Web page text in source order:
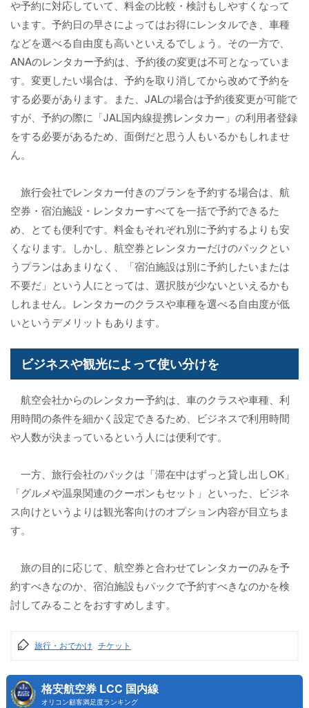
や予約に対応していて、料金の比較・検討もしやすくなって
います。予約日の早さによってはお得にレンタルでき、車種
などを選べる自由度も高いといえるでしょう。その一方で、
ANAのレンタカー予約は、予約後の変更は不可となっていま
す。変更したい場合は、予約を取り消してから改めて予約を
する必要があります。また、JALの場合は予約後変更が可能で
すが、予約の際に「JAL国内線提携レンタカー」の利用者登録
をする必要があるため、面倒だと思う人もいるかもしれませ
ん。
旅行会社でレンタカー付きのプランを予約する場合は、航
空券・宿泊施設・レンタカーすべてを一括で予約できるた
め、とても便利です。料金もそれぞれ別に予約するよりも安
くなります。しかし、航空券とレンタカーだけのパックとい
うプランはあまりなく、「宿泊施設は別に予約したいまたは
不要だ」という人にとっては、選択肢が少ないといえるかも
しれません。レンタカーのクラスや車種を選べる自由度が低
いというデメリットもあります。
ビジネスや観光によって使い分けを
航空会社からのレンタカー予約は、車のクラスや車種、利
用時間の条件を細かく設定できるため、ビジネスで利用時間
や人数が決まっているという人には便利です。
一方、旅行会社のパックは「滞在中はずっと貸し出しOK」
「グルメや温泉関連のクーポンもセット」といった、ビジネ
ス向けというよりは観光客向けのオプション内容が目立ちま
す。
旅の目的に応じて、航空券と合わせてレンタカーのみを予
約すべきなのか、宿泊施設もパックで予約すべきなのかを検
討してみることをおすすめします。
旅行・おでかけ チケット
格安航空券 LCC 国内線
オリコン顧客満足度ランキング